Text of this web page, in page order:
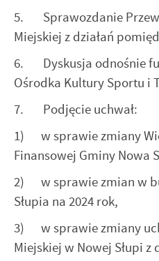
5. Sprawozdanie
Miejskiej z działań
6. Dyskusja odnośnie
Ośrodka Kultury Sportu i
7. Podjęcie uchwał:
1) w sprawie zmiany
Finansowej Gminy Nowa
2) w sprawie zmian w
Słupia na 2024 rok,
3) w sprawie zmiany
Miejskiej w Nowej Słupi z